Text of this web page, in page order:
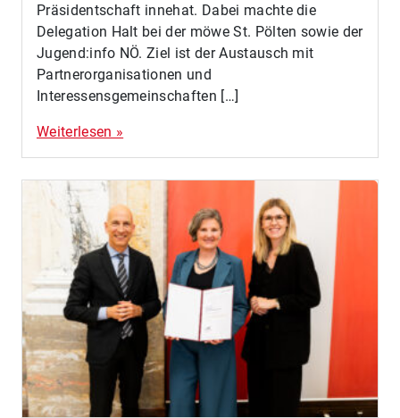
Präsidentschaft innehat. Dabei machte die
Delegation Halt bei der möwe St. Pölten sowie der
Jugend:info NÖ. Ziel ist der Austausch mit
Partnerorganisationen und
Interessensgemeinschaften […]
Weiterlesen »